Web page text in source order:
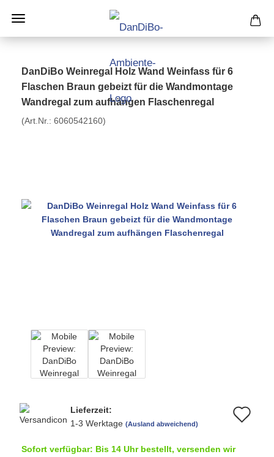
DanDiBo Weinregal Holz Wand Weinfass für 6
Flaschen Braun gebeizt für die Wandmontage
Wandregal zum aufhängen Flaschenregal
(Art.Nr.: 6060542160)
Lieferzeit:
1-3 Werktage (Ausland abweichend)
Sofort verfügbar: Bis 14 Uhr bestellt, versenden wir